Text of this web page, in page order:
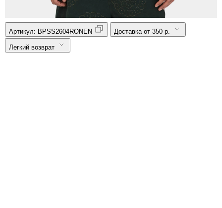
Артикул: BPSS2604RONEN Доставка от 350 р.
Легкий возврат